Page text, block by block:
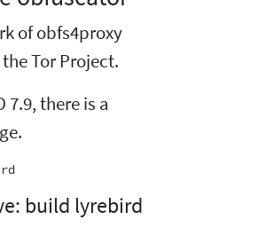
of obfs4proxy
Tor Project.
7.9, there is a
build lyrebird